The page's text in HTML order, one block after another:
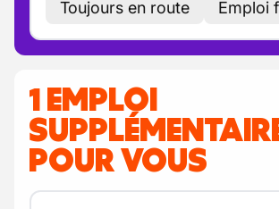
Toujours en route
Emploi
1 EMPLOI
POUR VOUS